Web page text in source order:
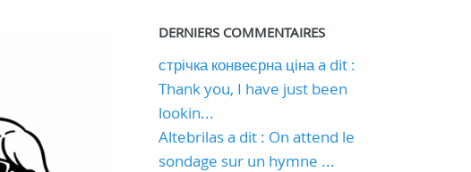
DERNIERS COMMENTAIRES
стрічка конвеєрна ціна a dit :
Thank you, I have just been
lookin...
Altebrilas a dit : On attend le
sondage sur un hymne ...